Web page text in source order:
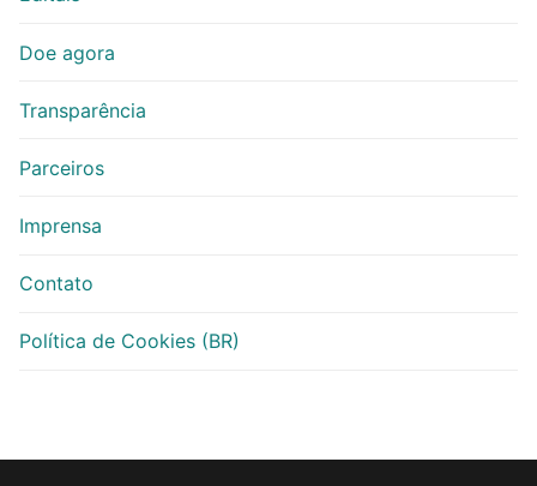
Doe agora
Transparência
Parceiros
Imprensa
Contato
Política de Cookies (BR)